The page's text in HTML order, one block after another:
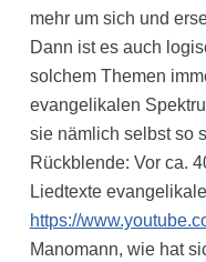
mehr um sich und
Dann ist es auch
solchem Themen
evangelikalen
sie nämlich selbst so
Rückblende: Vor ca.
Liedtexte
https://
Manomann, wie hat